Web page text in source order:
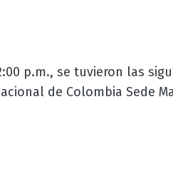
p.m., se tuvieron las
de Colombia Sede